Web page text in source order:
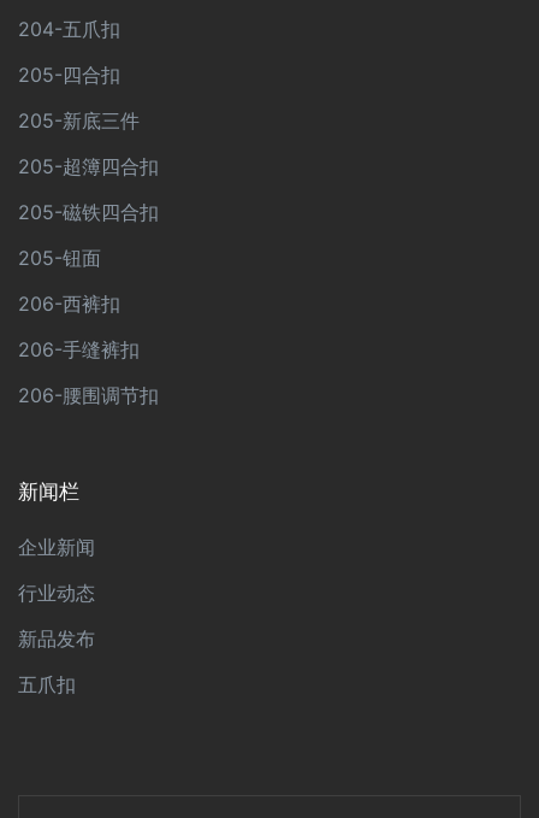
204-五爪扣
205-四合扣
205-新底三件
205-超簿四合扣
205-磁铁四合扣
205-钮面
206-西裤扣
206-手缝裤扣
206-腰围调节扣
新闻栏
企业新闻
行业动态
新品发布
五爪扣